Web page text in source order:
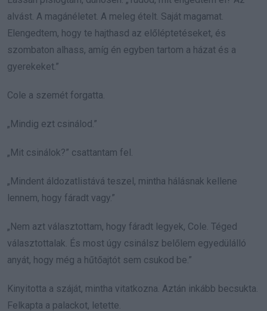
alvást. A magánéletet. A meleg ételt. Saját magamat.
Elengedtem, hogy te hajthasd az előléptetéseket, és
szombaton alhass, amíg én egyben tartom a házat és a
gyerekeket.”
Cole a szemét forgatta.
„Mindig ezt csinálod.”
„Mit csinálok?” csattantam fel.
„Mindent áldozatlistává teszel, mintha hálásnak kellene
lennem, hogy fáradt vagy.”
„Nem azt választottam, hogy fáradt legyek, Cole. Téged
választottalak. És most úgy csinálsz belőlem egyedülálló
anyát, hogy még a hűtőajtót sem csukod be.”
Kinyitotta a száját, mintha vitatkozna. Aztán inkább becsukta.
Felkapta a palackot, letette.